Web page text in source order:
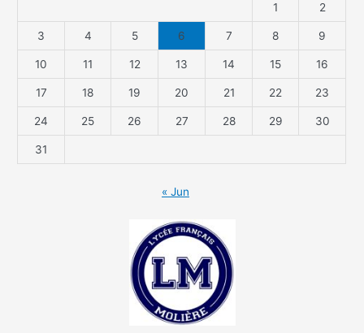
1 2
3 4 5 6 7 8 9
10 11 12 13 14 15 16
17 18 19 20 21 22 23
24 25 26 27 28 29 30
31
« Jun